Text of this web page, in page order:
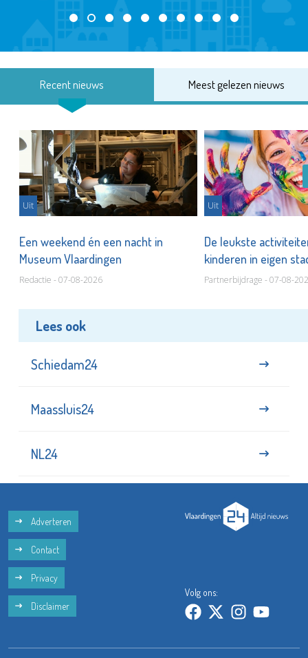
Recent nieuws Meest gelezen nieuws
Uit
Een weekend én een nacht in
Museum Vlaardingen
Redactie - 07-08-2026
Uit
De leukste
kinderen in eigen
Partnerbijdrage - 07-08-
Lees ook
Schiedam24
Maassluis24
NL24
Adverteren
Contact
Privacy
Disclaimer
Volg ons: